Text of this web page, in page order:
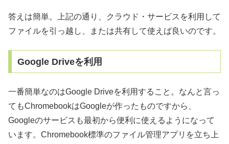
答えは簡単。上記の通り、クラウド・サービスを利用して
ファイルを引っ越し、または共有して使えば良いのです。
Google Driveを利用
一番簡単なのはGoogle Driveを利用すること。なんと言っ
てもChromebookはGoogleが作ったものですから、
Googleのサービスも最初から便利に使えるようになって
います。Chromebook標準のファイル管理アプリを立ち上